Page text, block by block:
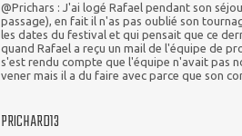
@Prichars : J'ai logé Rafael pendant son
passage), en fait il n'as pas oublié son
les dates du festival et qui pensait que ce
quand Rafael a reçu un mail de l'équipe de
s'est rendu compte que l'équipe n'avait pas
vener mais il a du faire avec parce que son
PRICHARD13